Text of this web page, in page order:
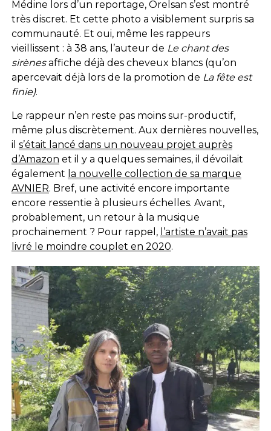
Médine lors d’un reportage, Orelsan s’est montré
très discret. Et cette photo a visiblement surpris sa
communauté. Et oui, même les rappeurs
vieillissent : à 38 ans, l’auteur de Le chant des
sirènesaffiche déjà des cheveux blancs (qu’on
apercevait déjà lors de la promotion de La fête est
finie).
Le rappeur n’en reste pas moins sur-productif,
même plus discrètement. Aux dernières nouvelles,
il s’était lancé dans un nouveau projet auprès
d’Amazon et il y a quelques semaines, il dévoilait
également la nouvelle collection de sa marque
AVNIER. Bref, une activité encore importante
encore ressentie à plusieurs échelles. Avant,
probablement, un retour à la musique
prochainement ? Pour rappel, l’artiste n’avait pas
livré le moindre couplet en 2020.